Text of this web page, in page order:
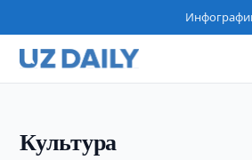
Культура
Умер актёр, режиссёр и педагог